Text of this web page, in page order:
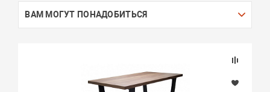
ВАМ МОГУТ ПОНАДОБИТЬСЯ